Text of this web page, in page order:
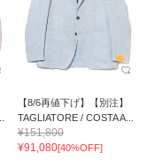
【8/6再値下げ】【別注】
TAGLIATORE / COSTA A...
¥151,800
¥91,080[40%OFF]